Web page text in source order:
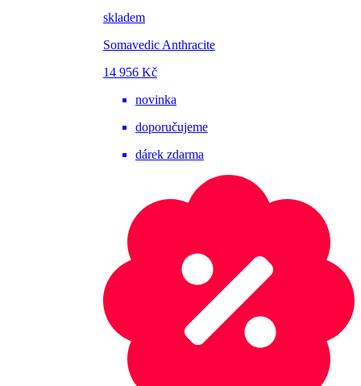
skladem
Somavedic Anthracite
14 956 Kč
novinka
doporučujeme
dárek zdarma